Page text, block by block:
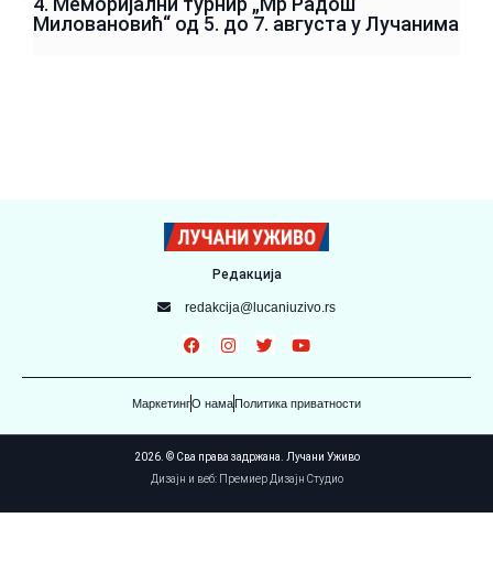
Миловановић“ од 5. до 7. августа у Лучанима
Редакција
redakcija@lucaniuzivo.rs
МаркетингО намаПолитика приватности
2026. © Сва права задржана. Лучани Уживо
Дизајн и веб: Премиер Дизајн Студио